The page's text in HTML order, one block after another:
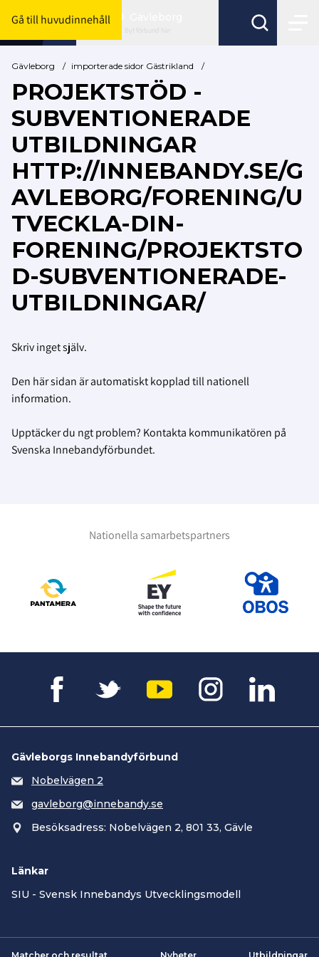
Gå till huvudinnehåll
Byt förbund här
Gävleborg / importerade sidor Gästrikland /
PROJEKTSTÖD -
SUBVENTIONERADE
UTBILDNINGAR
HTTP://INNEBANDY.SE/G
AVLEBORG/FORENING/U
TVECKLA-DIN-
FORENING/PROJEKTSTO
D-SUBVENTIONERADE-
UTBILDNINGAR/
Skriv inget själv.
Den här sidan är automatiskt kopplad till nationell
information.
Upptäcker du ngt problem? Kontakta kommunikatören på
Svenska Innebandyförbundet.
Nationella samarbetspartners
Gävleborgs Innebandyförbund
Nobelvägen 2
gavleborg@innebandy.se
Besöksadress: Nobelvägen 2, 801 33, Gävle
Länkar
SIU - Svensk Innebandys Utvecklingsmodell